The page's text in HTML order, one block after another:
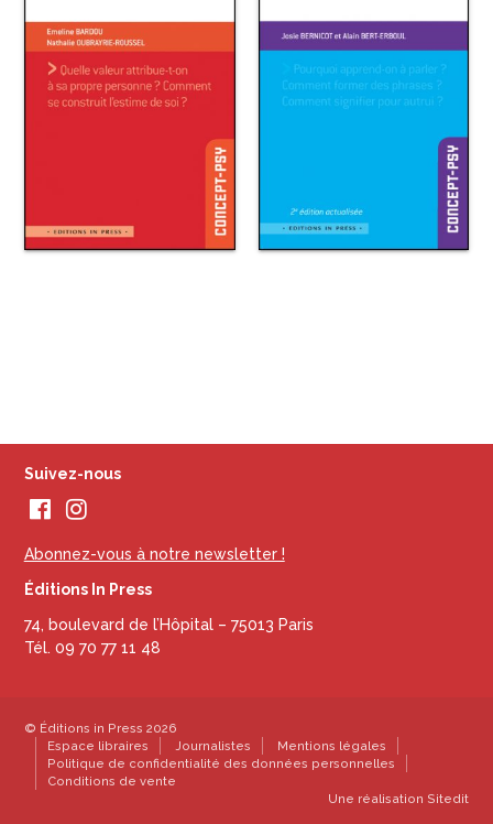
Suivez-nous
Abonnez-vous à notre newsletter !
Éditions In Press
74, boulevard de l’Hôpital – 75013 Paris
Tél. 09 70 77 11 48
© Éditions in Press 2026
Espace libraires
Journalistes
Mentions légales
Politique de confidentialité des données personnelles
Conditions de vente
Une réalisation Sitedit